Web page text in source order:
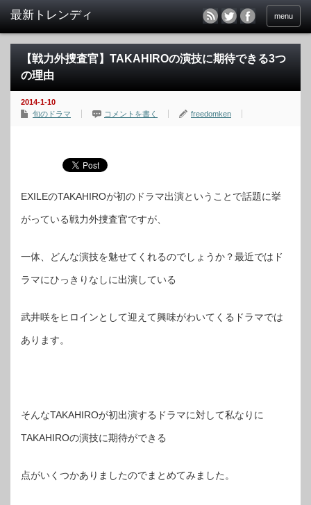
menu
【戦力外捜査官】TAKAHIROの演技に期待できる3つ
の理由
2014-1-10
旬のドラマ
コメントを書く freedomken
EXILEのTAKAHIROが初のドラマ出演ということで話題に挙
がっている戦力外捜査官ですが、
一体、どんな演技を魅せてくれるのでしょうか？最近ではド
ラマにひっきりなしに出演している
武井咲をヒロインとして迎えて興味がわいてくるドラマでは
あります。
そんなTAKAHIROが初出演するドラマに対して私なりに
TAKAHIROの演技に期待ができる
点がいくつかありましたのでまとめてみました。